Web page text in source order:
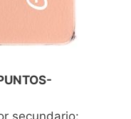
secundario: